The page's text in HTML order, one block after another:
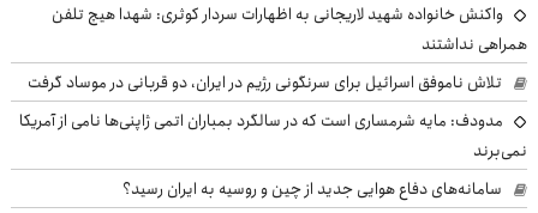
واکنش خانواده شهید لاریجانی به اظهارات سردار کوثری: شهدا هیچ تلفن
همراهی نداشتند
تلاش ناموفق اسرائیل برای سرنگونی رژیم در ایران، دو قربانی در موساد گرفت
مدودف: مایه شرمساری است که در سالگرد بمباران اتمی ژاپنی‌ها نامی از آمریکا
نمی‌برند
سامانه‌های دفاع هوایی جدید از چین و روسیه به ایران رسید؟